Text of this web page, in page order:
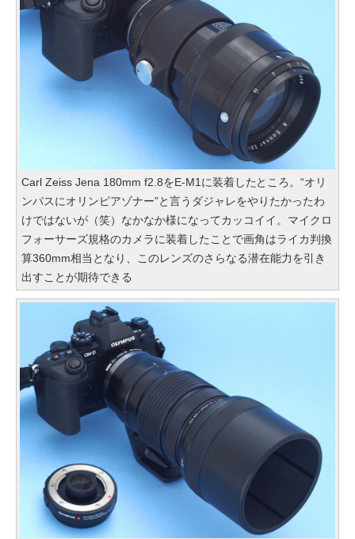
Carl Zeiss Jena 180mm f2.8をE-M1に装着したところ。“オリ
ンパスにオリンピアゾナー”と言うダジャレをやりたかったわ
けではないが（笑）なかなか様になってカッコイイ。マイクロ
フォーサーズ規格のカメラに装着したことで画角はライカ判換
算360mm相当となり、このレンズのさらなる潜在能力を引き
出すことが期待できる